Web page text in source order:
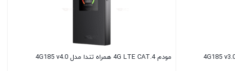
مودم 4G LTE CAT.4 همراه تندا مدل 4G185 v4.0